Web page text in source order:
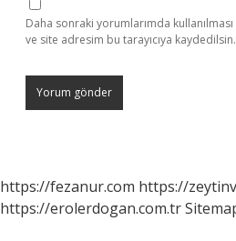
Daha sonraki yorumlarımda
ve site adresim bu tarayıcıya kaydedilsin.
https://fezanur.com https://
https://erolerdogan.com.tr